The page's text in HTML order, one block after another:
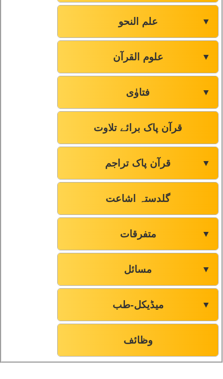
علم النحو ▼
علوم القرآن ▼
فتاوٰی ▼
قرآن پاک برائے تلاوت
قرآن پاک تراجم ▼
گلدستہ اشاعت
متفرقات ▼
مسائل ▼
میڈیکل-طب ▼
وظائف